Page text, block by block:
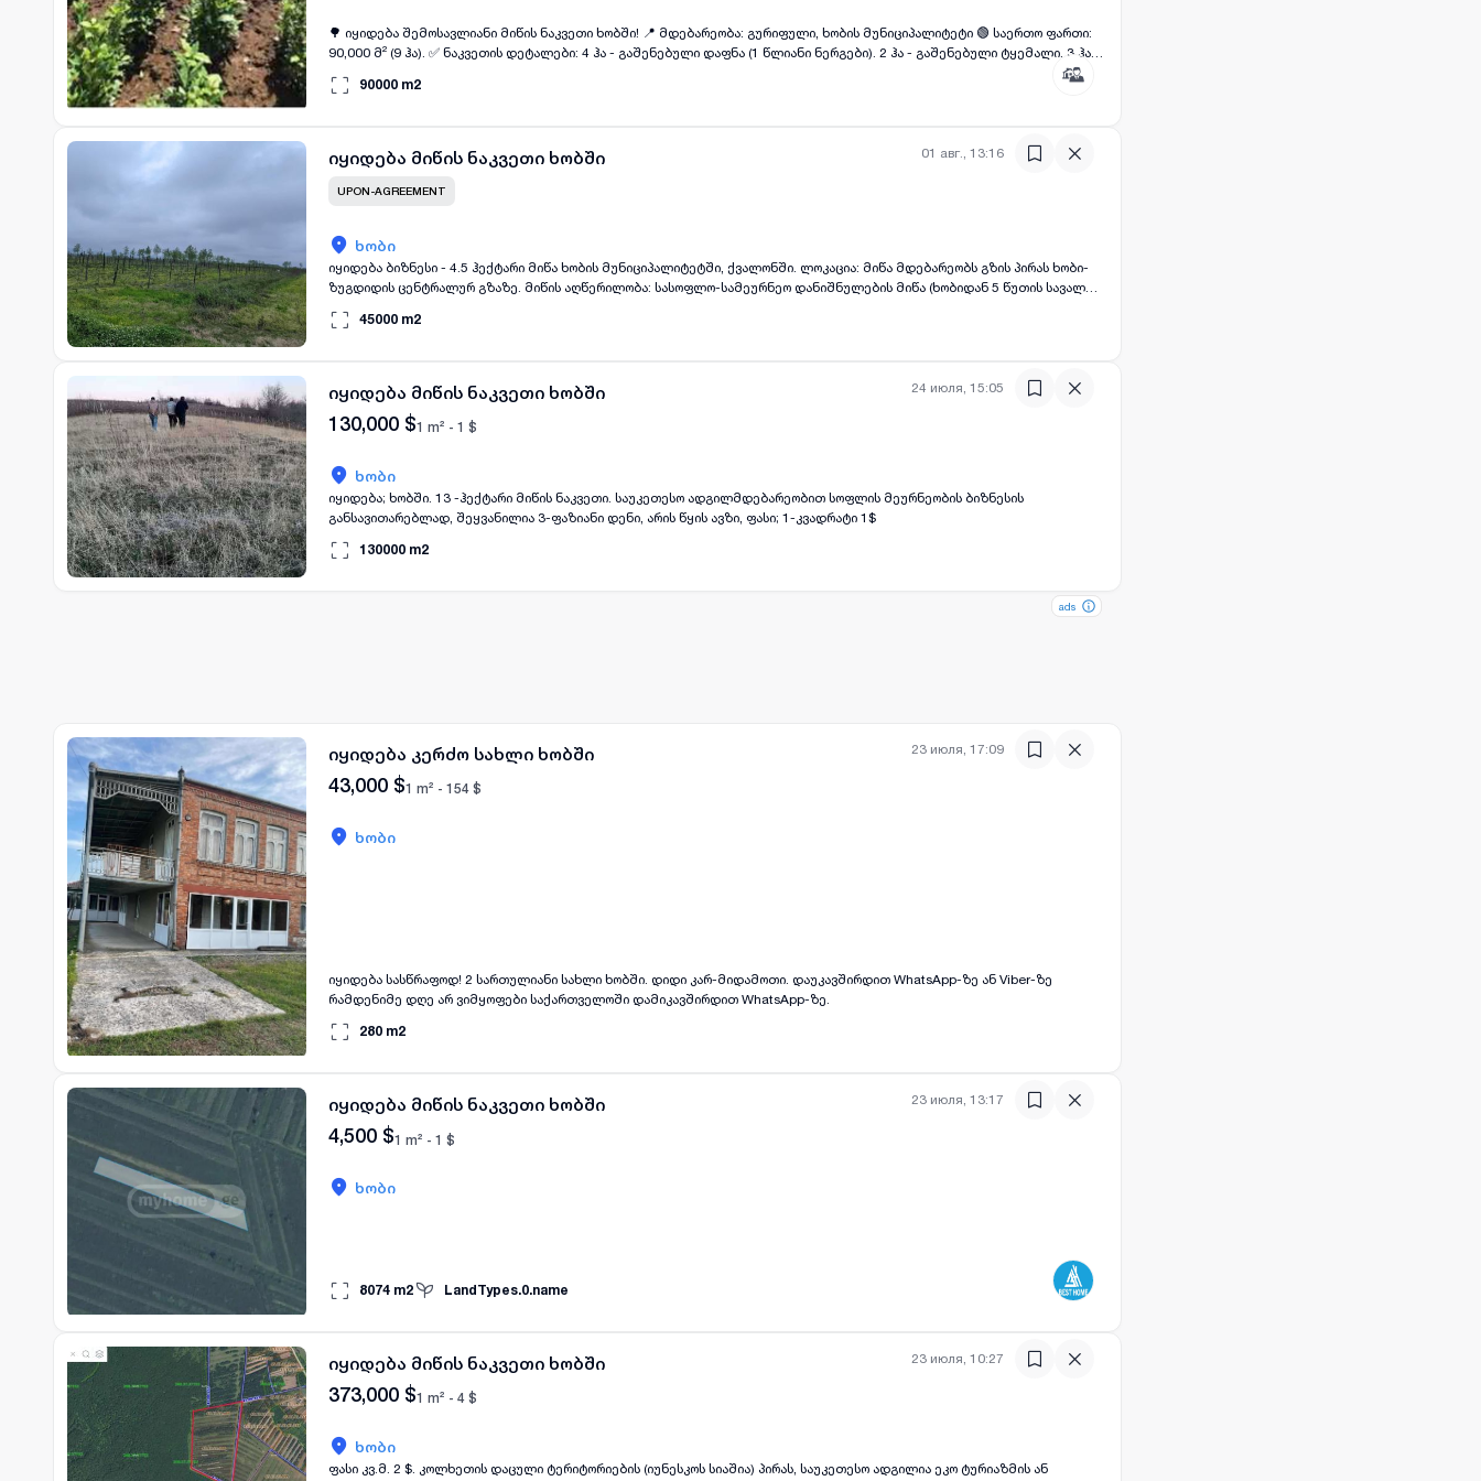
🌳 იყიდება შემოსავლიანი მიწის ნაკვეთი ხობში! 📍 მდებარეობა: გურიფული, ხობის მუნიციპალიტეტი 🟢 საერთო ფართი:
90,000 მ² (9 ჰა). ✅ ნაკვეთის დეტალები: 4 ჰა - გაშენებული დაფნა (1 წლიანი ნერგები). 2 ჰა - გაშენებული ტყემალი. 3 ჰა -
სამეურნეო ბიზნესი. დაფნის პლანტაცია აქტიურ ფაზაში. დამატებითი განვითარების პოტენციალი. მრავალფეროვანი
90000 m2
01 авг., 13:16
all-photos+(3)
იყიდება მიწის ნაკვეთი ხობში
UPON-AGREEMENT
ხობი
იყიდება ბიზნესი - 4.5 ჰექტარი მიწა ხობის მუნიციპალიტეტში, ქვალონში. ლოკაცია: მიწა მდებარეობს გზის პირას ხობი-
ზუგდიდის ცენტრალურ გზაზე. მიწის აღწერილობა: სასოფლო-სამეურნეო დანიშნულების მიწა (ხობიდან 5 წუთის სავალი
წვეთოვანი სარწყავი სისტემით და კავშირებით. ტერიტორიას მიეწოდება ელექტროენერგია. ტერიტორია ახალი
ტერიტორიას ასევე აქვს 80 მეტრი სიღრმის ჭა, რომელიც საჭიროებს აღდგენას . ასევე, გალავნის წინა და მარჯვენა მხარეს
დაირგო 70 ძირი ტყემალი და 70 ქლიავი. საკადასტრო კოდი 45.14.23.316
45000 m2
24 июля, 15:05
იყიდება მიწის ნაკვეთი ხობში
130,000 $1 m² - 1 $
ხობი
იყიდება; ხობში. 13 -ჰექტარი მიწის ნაკვეთი. საუკეთესო ადგილმდებარეობით სოფლის მეურნეობის ბიზნესის
განსავითარებლად, შეყვანილია 3-ფაზიანი დენი, არის წყის ავზი, ფასი; 1-კვადრატი 1$
130000 m2
ads
ads
23 июля, 17:09
იყიდება კერძო სახლი ხობში
43,000 $1 m² - 154 $
ხობი
იყიდება სასწრაფოდ! 2 სართულიანი სახლი ხობში. დიდი კარ-მიდამოთი. დაუკავშირდით WhatsApp-ზე ან Viber-ზე
რამდენიმე დღე არ ვიმყოფები საქართველოში დამიკავშირდით WhatsApp-ზე.
280 m2
23 июля, 13:17
იყიდება მიწის ნაკვეთი ხობში
4,500 $1 m² - 1 $
ხობი
8074 m2 LandTypes.0.name
23 июля, 10:27
all-photos+(2)
იყიდება მიწის ნაკვეთი ხობში
373,000 $1 m² - 4 $
ხობი
ფასი კვ.მ. 2 $. კოლხეთის დაცული ტერიტორიების (იუნესკოს სიაშია) პირას, საუკეთესო ადგილია ეკო ტურიაზმის ან